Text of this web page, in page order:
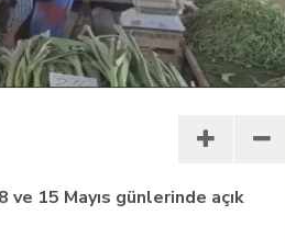
15 Mayıs günlerinde açık